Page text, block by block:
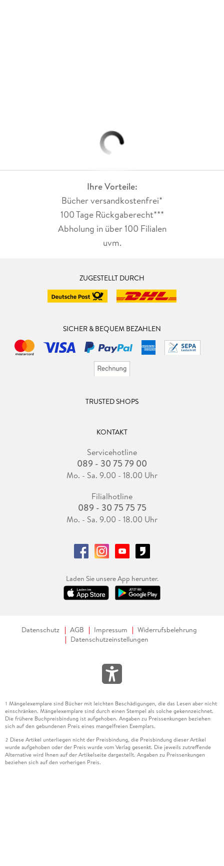
Ihre Vorteile:
Bücher versandkostenfrei*
100 Tage Rückgaberecht***
Abholung in über 100 Filialen
uvm.
ZUGESTELLT DURCH
SICHER & BEQUEM BEZAHLEN
TRUSTED SHOPS
KONTAKT
Servicehotline
089 - 30 75 79 00
Mo. - Sa. 9.00 - 18.00 Uhr
Filialhotline
089 - 30 75 75 75
Mo. - Sa. 9.00 - 18.00 Uhr
Laden Sie unsere App herunter.
Datenschutz AGB Impressum
Widerrufsbelehrung
Datenschutzeinstellungen
1 Mängelexemplare sind Bücher mit leichten Beschädigungen, die das Lesen aber nicht
einschränken. Mängelexemplare sind durch einen Stempel als solche gekennzeichnet.
Die frühere Buchpreisbindung ist aufgehoben. Angaben zu Preissenkungen beziehen
sich auf den gebundenen Preis eines mangelfreien Exemplars.
2 Diese Artikel unterliegen nicht der Preisbindung, die Preisbindung dieser Artikel
wurde aufgehoben oder der Preis wurde vom Verlag gesenkt. Die jeweils zutreffende
Alternative wird Ihnen auf der Artikelseite dargestellt. Angaben zu Preissenkungen
beziehen sich auf den vorherigen Preis.